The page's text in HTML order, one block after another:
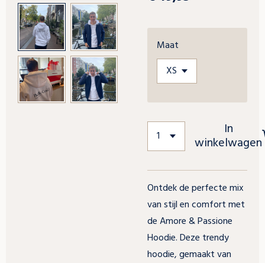
Maat
In
winkelwagen
Ontdek de perfecte mix
van stijl en comfort met
de Amore & Passione
Hoodie. Deze trendy
hoodie, gemaakt van